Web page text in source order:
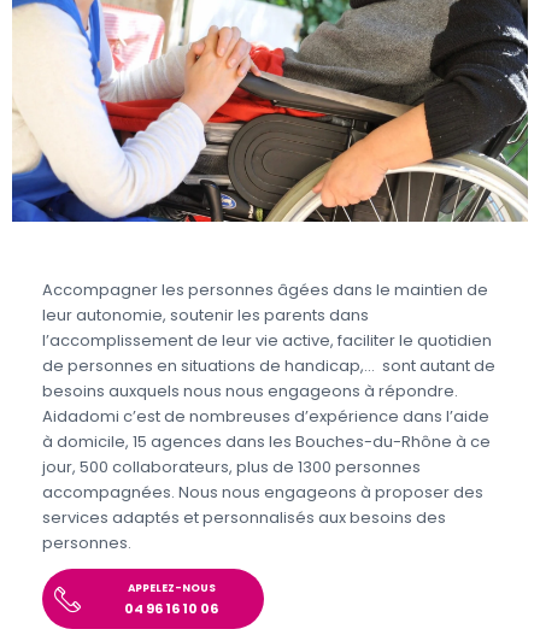
Accompagner les personnes âgées dans le maintien de
leur autonomie, soutenir les parents dans
l’accomplissement de leur vie active, faciliter le quotidien
de personnes en situations de handicap,… sont autant de
besoins auxquels nous nous engageons à répondre.
Aidadomi c’est de nombreuses d’expérience dans l’aide
à domicile, 15 agences dans les Bouches-du-Rhône à ce
jour, 500 collaborateurs, plus de 1300 personnes
accompagnées. Nous nous engageons à proposer des
services adaptés et personnalisés aux besoins des
personnes.
APPELEZ-NOUS
04 96 16 10 06